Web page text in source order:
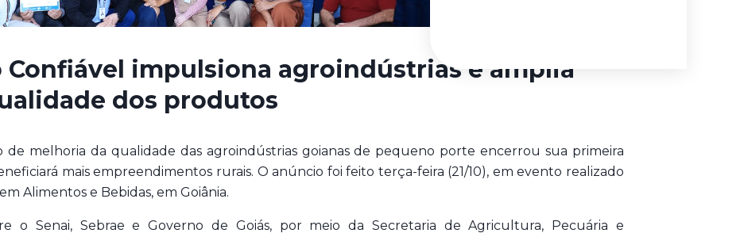
impulsiona agroindústrias e amplia
dos produtos
de melhoria da qualidade das agroindústrias goianas de pequeno porte encerrou sua primeira
mais empreendimentos rurais. O anúncio foi feito terça-feira (21/10), em evento realizado
Alimentos e Bebidas, em Goiânia.
o Senai, Sebrae e Governo de Goiás, por meio da Secretaria de Agricultura, Pecuária e